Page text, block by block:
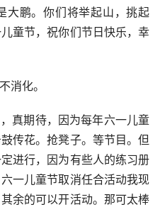
大鹏。你们将举起山，挑起
童节，祝你们节日快乐，幸
消化。
真期待，因为每年六一儿童
传花。抢凳子。等节目。但
进行，因为有些人的练习册
一儿童节取消任合活动我现
余的可以开活动。那可太棒